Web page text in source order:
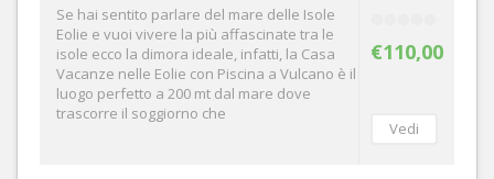
€110,00
Se hai sentito parlare del mare delle Isole
Eolie e vuoi vivere la più affascinate tra le
isole ecco la dimora ideale, infatti, la Casa
Vacanze nelle Eolie con Piscina a Vulcano è il
luogo perfetto a 200 mt dal mare dove
trascorre il soggiorno che